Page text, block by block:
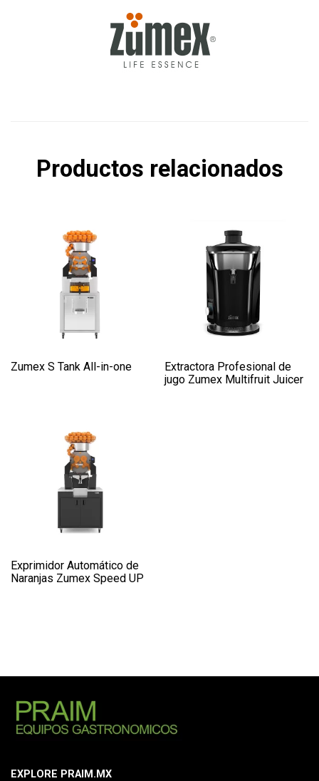
Productos relacionados
Zumex S Tank All-in-one
Extractora Profesional de
jugo Zumex Multifruit Juicer
Exprimidor Automático de
Naranjas Zumex Speed UP
EXPLORE PRAIM.MX